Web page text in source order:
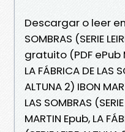
Descargar o leer en
SOMBRAS (SERIE
gratuito (PDF ePub
LA FÁBRICA DE LAS
ALTUNA 2) IBON
LAS SOMBRAS
MARTIN Epub, LA